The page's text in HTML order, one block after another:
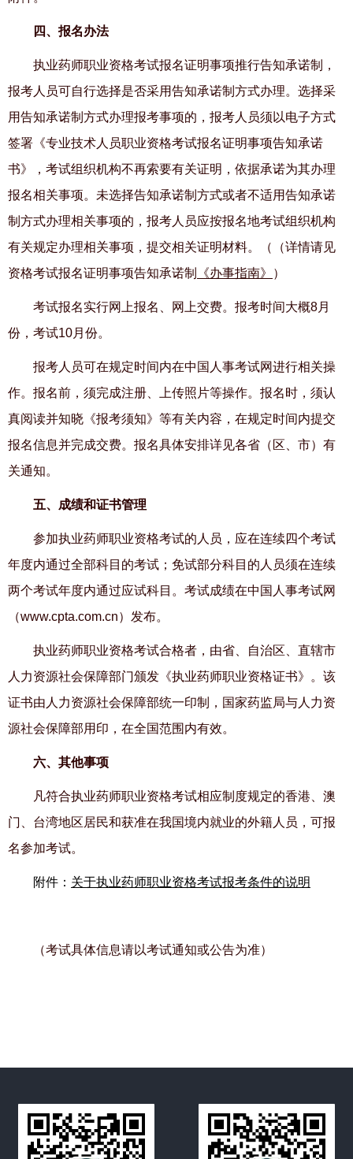
四、报名办法
执业药师职业资格考试报名证明事项推行告知承诺制，
报考人员可自行选择是否采用告知承诺制方式办理。选择采
用告知承诺制方式办理报考事项的，报考人员须以电子方式
签署《专业技术人员职业资格考试报名证明事项告知承诺
书》，考试组织机构不再索要有关证明，依据承诺为其办理
报名相关事项。未选择告知承诺制方式或者不适用告知承诺
制方式办理相关事项的，报考人员应按报名地考试组织机构
有关规定办理相关事项，提交相关证明材料。（（详情请见
资格考试报名证明事项告知承诺制
《办事指南》 ）
考试报名实行网上报名、网上交费。报考时间大概8月
份 ，考试10月份。
报考人员可在规定时间内在中国人事考试网进行相关操
作。报名前，须完成注册、上传照片等操作。报名时，须认
真阅读并知晓《报考须知》等有关内容，在规定时间内提交
报名信息并完成交费。报名具体安排详见各省（区、市）有
关通知。
五、成绩和证书管理
参加执业药师职业资格考试的人员，应在连续四个考试
年度内通过全部科目的考试；免试部分科目的人员须在连续
两个考试年度内通过应试科目。考试成绩在中国人事考试网
（www.cpta.com.cn）发布。
执业药师职业资格考试合格者，由省、自治区、直辖市
人力资源社会保障部门颁发《执业药师职业资格证书》。该
证书由人力资源社会保障部统一印制，国家药监局与人力资
源社会保障部用印，在全国范围内有效。
六、其他事项
凡符合执业药师职业资格考试相应制度规定的香港、澳
门、台湾地区居民和获准在我国境内就业的外籍人员，可报
名参加考试。
附件： 关于执业药师职业资格考试报考条件的说明
（考试具体信息请以考试通知或公告为准）